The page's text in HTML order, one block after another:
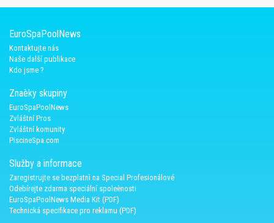
EuroSpaPoolNews
Kontaktujte nás
Naše další publikace
Kdo jsme ?
Znaèky skupiny
EuroSpaPoolNews
Zvláštní Pros
Zvláštní komunity
PiscineSpa.com
Služby a informace
Zaregistrujte se bezplatnì na Special Profesionálové
Odebírejte zdarma speciální spoleènosti
EuroSpaPoolNews Media Kit (PDF)
Technická specifikace pro reklamu (PDF)